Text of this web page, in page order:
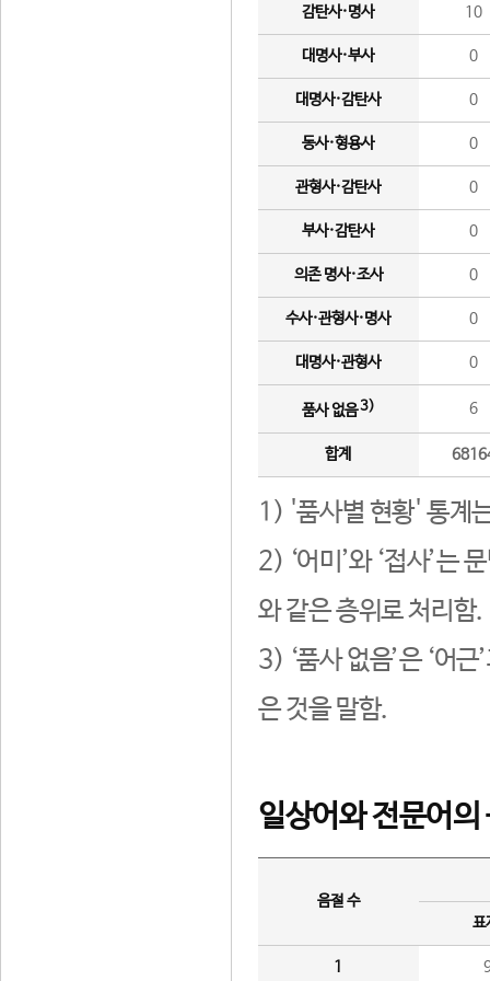
감탄사·명사 10
대명사·부사 0
대명사·감탄사 0
동사·형용사 0
관형사·감탄사 0
부사·감탄사 0
의존 명사·조사 0
수사·관형사·명사 0
대명사·관형사 0
품사 없음3) 6
합계
1) '품사별 현황' 통계
2) ‘어미’와 ‘접사’는
와 같은 층위로 처리함.
3) ‘품사 없음’은 ‘어
은 것을 말함.
일상어와 전문어의
음절 수
표
1